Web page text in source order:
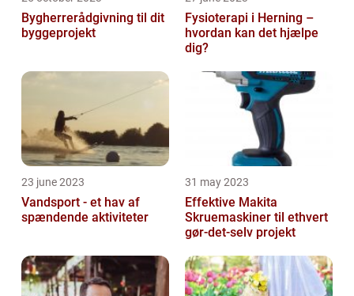
Bygherrerådgivning til dit
byggeprojekt
Fysioterapi i Herning –
hvordan kan det hjælpe
dig?
23 june 2023
Vandsport - et hav af
spændende aktiviteter
31 may 2023
Effektive Makita
Skruemaskiner til ethvert
gør-det-selv projekt